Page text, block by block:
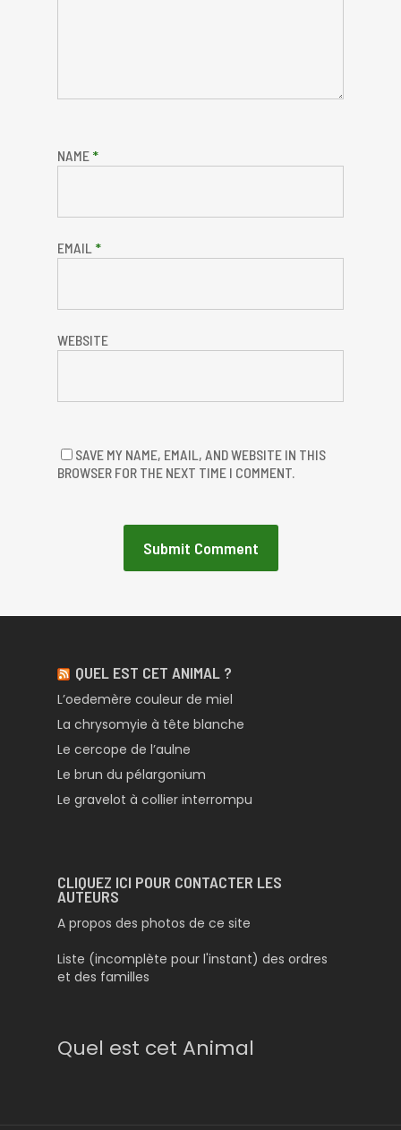
NAME *
EMAIL *
WEBSITE
SAVE MY NAME, EMAIL, AND WEBSITE IN THIS
BROWSER FOR THE NEXT TIME I COMMENT.
QUEL EST CET ANIMAL ?
L’oedemère couleur de miel
La chrysomyie à tête blanche
Le cercope de l’aulne
Le brun du pélargonium
Le gravelot à collier interrompu
CLIQUEZ ICI POUR CONTACTER LES
AUTEURS
A propos des photos de ce site
Liste (incomplète pour l'instant) des ordres
et des familles
Quel est cet Animal